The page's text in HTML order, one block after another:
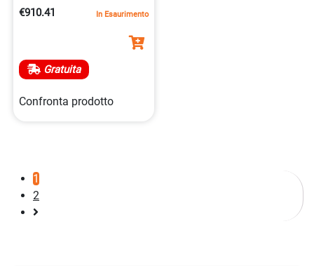
€910.41 In Esaurimento
Gratuita
Confronta prodotto
1
2